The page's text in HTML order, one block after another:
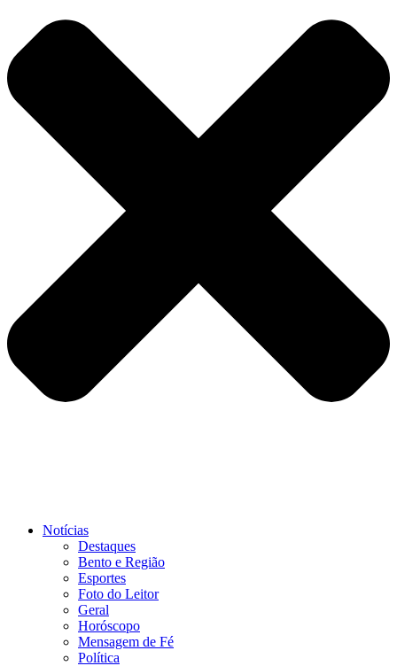
Notícias
Destaques
Bento e Região
Esportes
Foto do Leitor
Geral
Horóscopo
Mensagem de Fé
Política